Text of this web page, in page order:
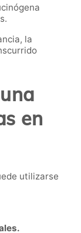
la
en
utilizarse